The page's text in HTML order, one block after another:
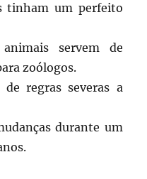
tinham um perfeito
servem de
zoólogos.
regras severas a
durante um